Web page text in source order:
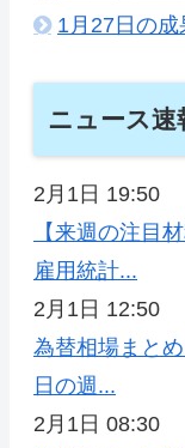
1月27日の成
ニュース速
2月1日 19:50
【来週の注目
雇用統計...
2月1日 12:50
為替相場まと
日の週...
2月1日 08:30